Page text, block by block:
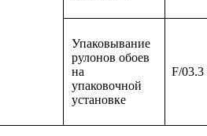
Упаковывание
рулонов обоев
на
упаковочной
установке
F/03.3